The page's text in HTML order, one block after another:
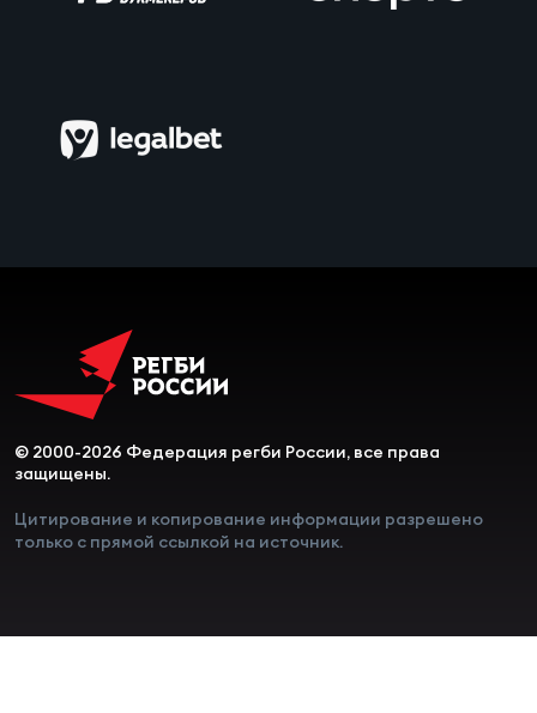
© 2000-2026 Федерация регби России, все права
защищены.
Цитирование и копирование информации разрешено
только с прямой ссылкой на источник.